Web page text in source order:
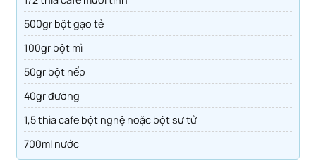
500gr bột gạo tẻ
100gr bột mì
50gr bột nếp
40gr đường
1,5 thìa cafe bột nghệ hoặc bột sư tử
700ml nước